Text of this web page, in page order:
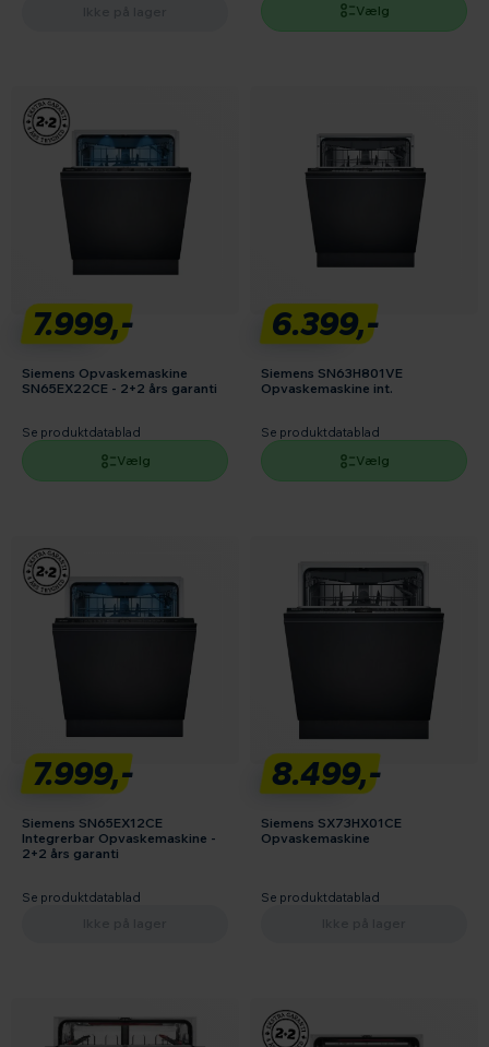
Vælg
7.999,-
Siemens Opvaskemaskine
SN65EX22CE - 2+2 års garanti
Se produktdatablad
Vælg
6.399,-
Siemens SN63H801VE
Opvaskemaskine int.
Se produktdatablad
Vælg
7.999,-
Siemens SN65EX12CE
Integrerbar Opvaskemaskine -
2+2 års garanti
Se produktdatablad
8.499,-
Siemens SX73HX01CE
Opvaskemaskine
Se produktdatablad